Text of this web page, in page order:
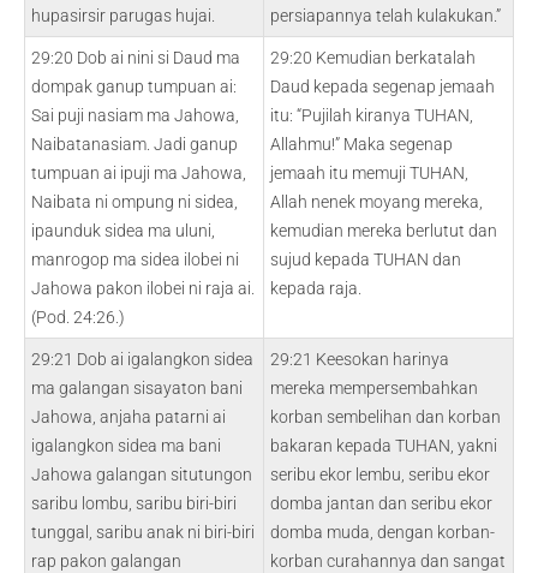
hupasirsir parugas hujai.
persiapannya telah kulakukan.”
29:20 Dob ai nini si Daud ma
dompak ganup tumpuan ai:
Sai puji nasiam ma Jahowa,
Naibatanasiam. Jadi ganup
tumpuan ai ipuji ma Jahowa,
Naibata ni ompung ni sidea,
ipaunduk sidea ma uluni,
manrogop ma sidea ilobei ni
Jahowa pakon ilobei ni raja ai.
(Pod. 24:26.)
29:20 Kemudian berkatalah
Daud kepada segenap jemaah
itu: “Pujilah kiranya TUHAN,
Allahmu!” Maka segenap
jemaah itu memuji TUHAN,
Allah nenek moyang mereka,
kemudian mereka berlutut dan
sujud kepada TUHAN dan
kepada raja.
29:21 Dob ai igalangkon sidea
ma galangan sisayaton bani
Jahowa, anjaha patarni ai
igalangkon sidea ma bani
Jahowa galangan situtungon
saribu lombu, saribu biri-biri
tunggal, saribu anak ni biri-biri
rap pakon galangan
29:21 Keesokan harinya
mereka mempersembahkan
korban sembelihan dan korban
bakaran kepada TUHAN, yakni
seribu ekor lembu, seribu ekor
domba jantan dan seribu ekor
domba muda, dengan korban-
korban curahannya dan sangat